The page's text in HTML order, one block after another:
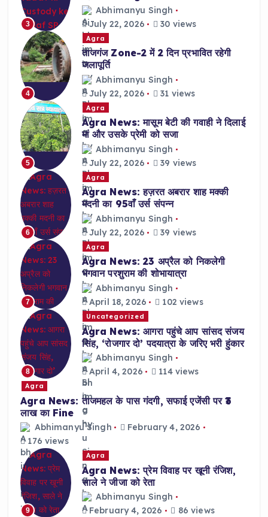
3
Abhimanyu Singh
July 22, 2026
30 views
4
Agra
ताजगंज Zone-2 में 2 दिन प्रभावित रहेगी
जलापूर्ति
Abhimanyu Singh
July 22, 2026
31 views
5
Agra
Agra News: मासूम बेटी की गवाही ने दिलाई
मां और उसके प्रेमी को सजा
Abhimanyu Singh
July 22, 2026
39 views
6
Agra
Agra News: हज़रत अबरार शाह मक्की
मदनी का 95वाँ उर्स संपन्न
Abhimanyu Singh
July 22, 2026
39 views
7
Agra
Agra News: 23 अप्रैल को निकलेगी
भगवान परशुराम की शोभायात्रा
Abhimanyu Singh
April 18, 2026
102 views
8
Uncategorized
Agra News: आगरा पहुंचे आप सांसद संजय
सिंह, ‘रोजगार दो’ पदयात्रा के जरिए भरी हुंकार
Abhimanyu Singh
April 4, 2026
114 views
Agra
Agra News: ताजमहल के पास गंदगी, सफाई एजेंसी पर ₹3
लाख का Fine
Abhimanyu Singh
February 4, 2026
176 views
9
Agra
Agra News: प्रेम विवाह पर खूनी रंजिश,
साले ने जीजा को रेता
Abhimanyu Singh
February 4, 2026
86 views